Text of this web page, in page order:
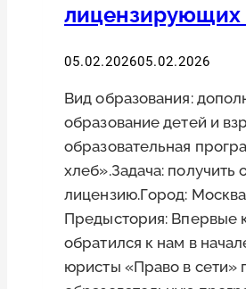
лицензирующих
05.02.202605.02.2026
Вид образования:
образование детей и
образовательная
хлеб».Задача: получить
лицензию.Город:
Предыстория: Впервые
обратился к нам в
юристы «Право в сети»